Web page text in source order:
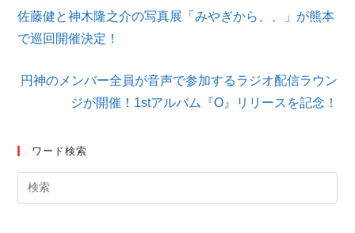
そ
の
他
事
佐藤健と神木隆之介の写真展「みやぎから、、」が熊本
で巡回開催決定！
円神のメンバー全員が音声で参加するラジオ配信ラウン
ジが開催！1stアルバム『O』リリースを記念！
ワード検索